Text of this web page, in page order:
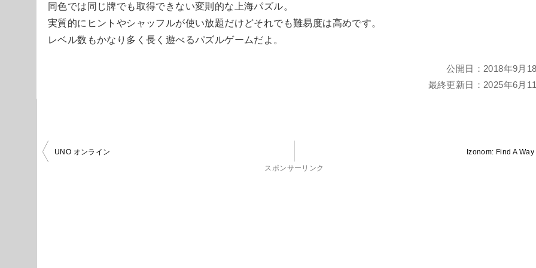
同色では同じ牌でも取得できない変則的な上海パズル。
実質的にヒントやシャッフルが使い放題だけどそれでも難易度は高めです。
レベル数もかなり多く長く遊べるパズルゲームだよ。
公開日： 2018年9月
最終更新日： 2025年6月
投
UNO オンライン
Izonom: Find A Way
スポンサーリンク